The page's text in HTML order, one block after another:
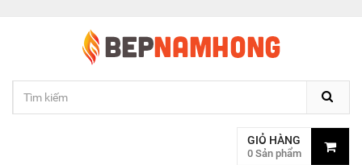
GIỎ HÀNG
0 Sản phẩm